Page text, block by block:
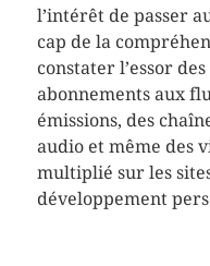
l’intérêt de passer
cap de la
constater l’essor
abonnements aux
émissions, des
audio et même des
multiplié sur les
développement